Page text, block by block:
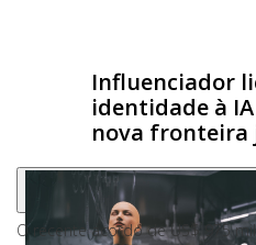
Influenciador
identidade à
nova fronteira
O recente acordo de US$ 975